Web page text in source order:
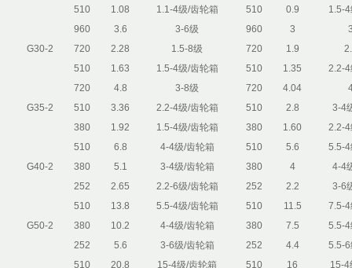
510
1.08 1.1-4级/齿轮箱 510 0.9 1.5-
G30-2
960 3.6 3-6级 960 3
720
2.28 1.5-8级 720 1.9
510
1.63 1.5-4级/齿轮箱 510 1.35 2.2-
G35-2
720 4.8 3-8级 720 4.04
510
3.36 2.2-4级/齿轮箱 510 2.8
3-4
380
1.92 1.5-4级/齿轮箱 380 1.60 2.2-
G40-2
510 6.8 4-4级/齿轮箱 510 5.6
5.5-
380
5.1 3-4级/齿轮箱 380 4
4-4
252
2.65 2.2-6级/齿轮箱 252 2.2 3-6
G50-2
510 13.8 5.5-4级/齿轮箱 510 11.5
7.5-
380
10.2 4-4级/齿轮箱 380 7.5
5.5-
252
5.6 3-6级/齿轮箱 252 4.4
5.5-
510
20.8 15-4级/齿轮箱 510 16 15-4